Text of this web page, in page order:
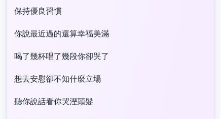
保持優良習慣
你說最近過的還算幸福美滿
喝了幾杯唱了幾段你卻哭了
想去安慰卻不知什麼立場
聽你說話看你哭溼頭髮